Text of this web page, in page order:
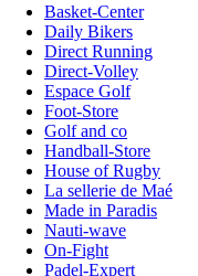
Basket-Center
Daily Bikers
Direct Running
Direct-Volley
Espace Golf
Foot-Store
Golf and co
Handball-Store
House of Rugby
La sellerie de Maé
Made in Paradis
Nauti-wave
On-Fight
Padel-Expert